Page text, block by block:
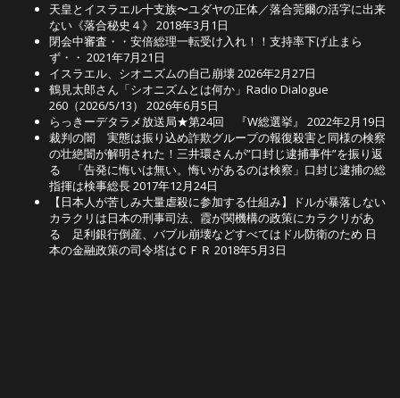
天皇とイスラエル十支族〜ユダヤの正体／落合莞爾の活字に出来
ない《落合秘史４》 2018年3月1日
閉会中審査・・安倍総理一転受け入れ！！支持率下げ止まら
ず・・ 2021年7月21日
イスラエル、シオニズムの自己崩壊2026年2月27日
鶴見太郎さん「シオニズムとは何か」Radio Dialogue
260（2026/5/13）
2026年6月5日
らっきーデタラメ放送局★第24回 『W総選挙』
2022年2月19日
裁判の闇 実態は振り込め詐欺グループの報復殺害と同様の検察
の壮絶闇が解明された！三井環さんが”口封じ逮捕事件”を振り返
る 「告発に悔いは無い。悔いがあるのは検察」口封じ逮捕の総
指揮は検事総長2017年12月24日
【日本人が苦しみ大量虐殺に参加する仕組み】ドルが暴落しない
カラクリは日本の刑事司法、霞が関機構の政策にカラクリがあ
る 足利銀行倒産、バブル崩壊などすべてはドル防衛のため 日
本の金融政策の司令塔はＣＦＲ 2018年5月3日